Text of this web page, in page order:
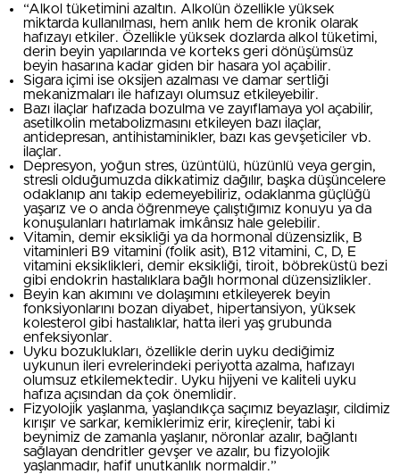
“Alkol tüketimini azaltın. Alkolün özellikle yüksek
miktarda kullanılması, hem anlık hem de kronik olarak
hafızayı etkiler. Özellikle yüksek dozlarda alkol tüketimi,
derin beyin yapılarında ve korteks geri dönüşümsüz
beyin hasarına kadar giden bir hasara yol açabilir.
Sigara içimi ise oksijen azalması ve damar sertliği
mekanizmaları ile hafızayı olumsuz etkileyebilir.
Bazı ilaçlar hafızada bozulma ve zayıflamaya yol açabilir,
asetilkolin metabolizmasını etkileyen bazı ilaçlar,
antidepresan, antihistaminikler, bazı kas gevşeticiler vb.
ilaçlar.
Depresyon, yoğun stres, üzüntülü, hüzünlü veya gergin,
stresli olduğumuzda dikkatimiz dağılır, başka düşüncelere
odaklanıp anı takip edemeyebiliriz, odaklanma güçlüğü
yaşarız ve o anda öğrenmeye çalıştığımız konuyu ya da
konuşulanları hatırlamak imkânsız hale gelebilir.
Vitamin, demir eksikliği ya da hormonal düzensizlik, B
vitaminleri B9 vitamini (folik asit), B12 vitamini, C, D, E
vitamini eksiklikleri, demir eksikliği, tiroit, böbreküstü bezi
gibi endokrin hastalıklara bağlı hormonal düzensizlikler.
Beyin kan akımını ve dolaşımını etkileyerek beyin
fonksiyonlarını bozan diyabet, hipertansiyon, yüksek
kolesterol gibi hastalıklar, hatta ileri yaş grubunda
enfeksiyonlar.
Uyku bozuklukları, özellikle derin uyku dediğimiz
uykunun ileri evrelerindeki periyotta azalma, hafızayı
olumsuz etkilemektedir. Uyku hijyeni ve kaliteli uyku
hafıza açısından da çok önemlidir.
Fizyolojik yaşlanma, yaşlandıkça saçımız beyazlaşır, cildimiz
kırışır ve sarkar, kemiklerimiz erir, kireçlenir, tabi ki
beynimiz de zamanla yaşlanır, nöronlar azalır, bağlantı
sağlayan dendritler gevşer ve azalır, bu fizyolojik
yaşlanmadır, hafif unutkanlık normaldir.”